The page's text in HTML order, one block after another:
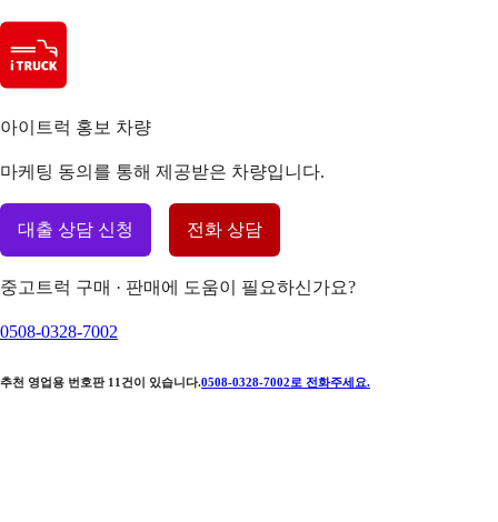
아이트럭 홍보 차량
마케팅 동의를 통해 제공받은 차량입니다.
대출 상담 신청 전화 상담
중고트럭 구매 · 판매에 도움이 필요하신가요?
0508-0328-7002
추천 영업용 번호판 11 건이 있습니다.0508-0328-7002 로 전화주세요.